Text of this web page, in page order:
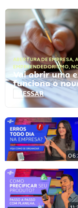
ABERTURA DE EMPRESA,
EMPREENDEDORISMO,
Vai abrir uma
funciona o
ACESSAR